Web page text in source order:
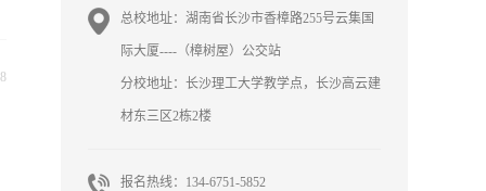
总校地址：湖南省长沙市香樟路255号云集国
际大厦----（樟树屋）公交站
分校地址：长沙理工大学教学点，长沙高云建
材东三区2栋2楼
报名热线：134-6751-5852